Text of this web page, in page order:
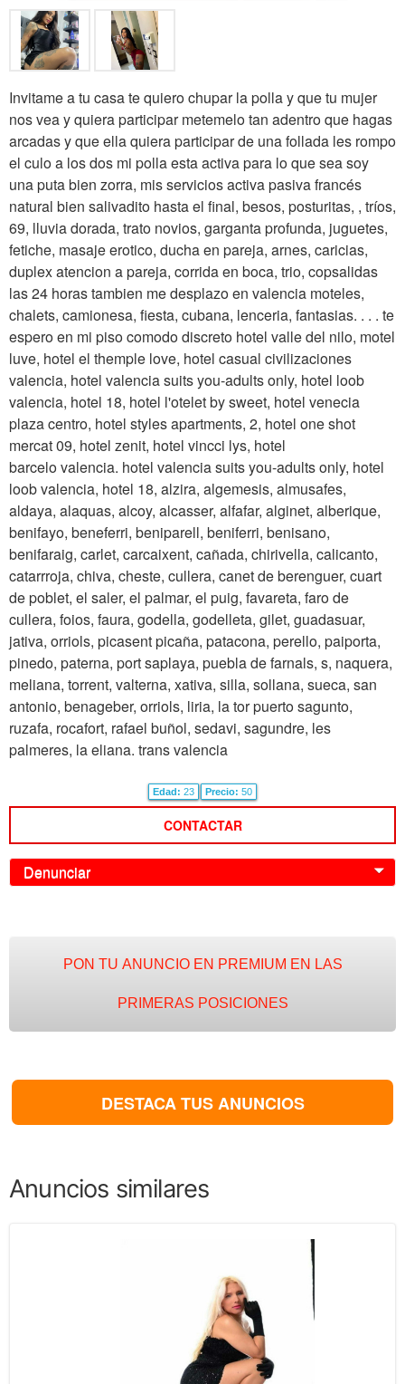
Invitame a tu casa te quiero chupar la polla y que tu mujer
nos vea y quiera participar metemelo tan adentro que hagas
arcadas y que ella quiera participar de una follada les rompo
el culo a los dos mi polla esta activa para lo que sea soy
una puta bien zorra, mis servicios activa pasiva francés
natural bien salivadito hasta el final, besos, posturitas, , tríos,
69, lluvia dorada, trato novios, garganta profunda, juguetes,
fetiche, masaje erotico, ducha en pareja, arnes, caricias,
duplex atencion a pareja, corrida en boca, trio, copsalidas
las 24 horas tambien me desplazo en valencia moteles,
chalets, camionesa, fiesta, cubana, lenceria, fantasias. . . . te
espero en mi piso comodo discreto hotel valle del nilo, motel
luve, hotel el themple love, hotel casual civilizaciones
valencia, hotel valencia suits you-adults only, hotel loob
valencia, hotel 18, hotel l'otelet by sweet, hotel venecia
plaza centro, hotel styles apartments, 2, hotel one shot
mercat 09, hotel zenit, hotel vincci lys, hotel
barcelo valencia. hotel valencia suits you-adults only, hotel
loob valencia, hotel 18, alzira, algemesis, almusafes,
aldaya, alaquas, alcoy, alcasser, alfafar, alginet, alberique,
benifayo, beneferri, beniparell, beniferri, benisano,
benifaraig, carlet, carcaixent, cañada, chirivella, calicanto,
catarrroja, chiva, cheste, cullera, canet de berenguer, cuart
de poblet, el saler, el palmar, el puig, favareta, faro de
cullera, foios, faura, godella, godelleta, gilet, guadasuar,
jativa, orriols, picasent picaña, patacona, perello, paiporta,
pinedo, paterna, port saplaya, puebla de farnals, s, naquera,
meliana, torrent, valterna, xativa, silla, sollana, sueca, san
antonio, benageber, orriols, liria, la tor puerto sagunto,
ruzafa, rocafort, rafael buñol, sedavi, sagundre, les
palmeres, la eliana. trans valencia
Edad: 23 Precio: 50
CONTACTAR
Denunciar 0
PON TU ANUNCIO EN PREMIUM EN LAS
PRIMERAS POSICIONES
DESTACA TUS ANUNCIOS
Anuncios similares